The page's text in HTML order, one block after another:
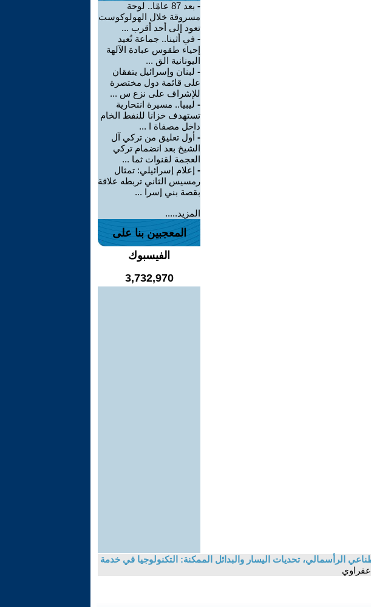
-
بعد 87 عامًا.. لوحة
مسروقة خلال الهولوكوست
تعود إلى أحد أقرب ...
- في أثينا.. جماعة تُعيد
إحياء طقوس عبادة الآلهة
اليونانية الق ...
- لبنان وإسرائيل يتفقان
على قائمة دول مختصرة
للإشراف على نزع س ...
- ليبيا.. مسيرة انتحارية
تستهدف خزانا للنفط الخام
داخل مصفاة ا ...
- أول تعليق من تركي آل
الشيخ بعد انضمام تركي
العجمة لقنوات ثما ...
- إعلام إسرائيلي: تمثال
رمسيس الثاني تربطه علاقة
بقصة بني إسرا ...
المزيد.....
المعجبين بنا على
الفيسبوك
3,732,970
الرأسمالي، تحديات اليسار والبدائل الممكنة: التكنولوجيا في خدمة
عقراوي